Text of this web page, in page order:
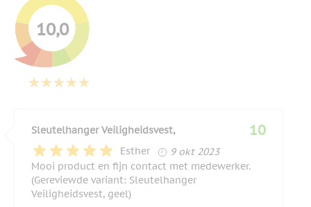
10,0
Sleutelhanger Veiligheidsvest,
Esther
9 oktober 2023
9 okt 2023
10
Mooi product en fijn contact met medewerker.
(Gereviewde variant: Sleutelhanger
Veiligheidsvest, geel)